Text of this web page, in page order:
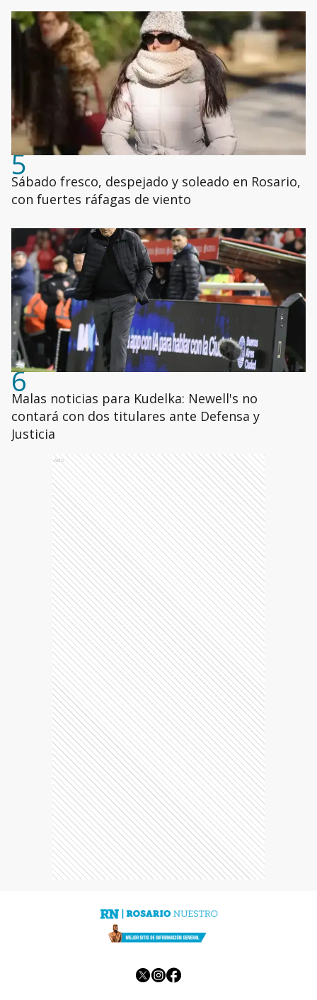
5
Sábado fresco, despejado y soleado en Rosario,
con fuertes ráfagas de viento
6
Malas noticias para Kudelka: Newell's no
contará con dos titulares ante Defensa y
Justicia
Ads